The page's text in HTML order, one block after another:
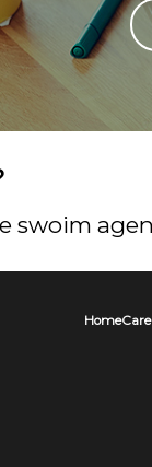
swoim
tel.
HomeCare